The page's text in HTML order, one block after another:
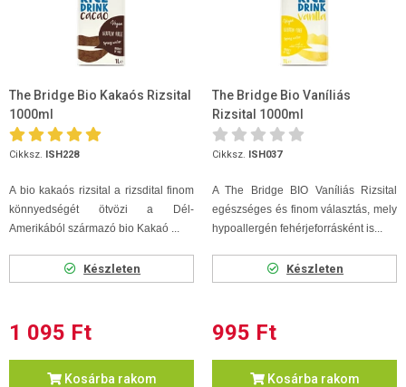
The Bridge Bio Kakaós Rizsital
1000ml
Cikksz. ISH228
A bio kakaós rizsital a rizsdital finom
könnyedségét ötvözi a Dél-
Amerikából származó bio Kakaó ...
Készleten
1 095 Ft
Kosárba rakom
The Bridge Bio Vaníliás
Rizsital 1000ml
Cikksz. ISH037
A The Bridge BIO Vaníliás Rizsital
egészséges és finom választás, mely
hypoallergén fehérjeforrásként is...
Készleten
995 Ft
Kosárba rakom